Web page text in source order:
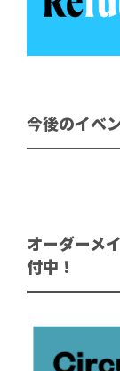
今後のイベ
オーダーメ
付中！